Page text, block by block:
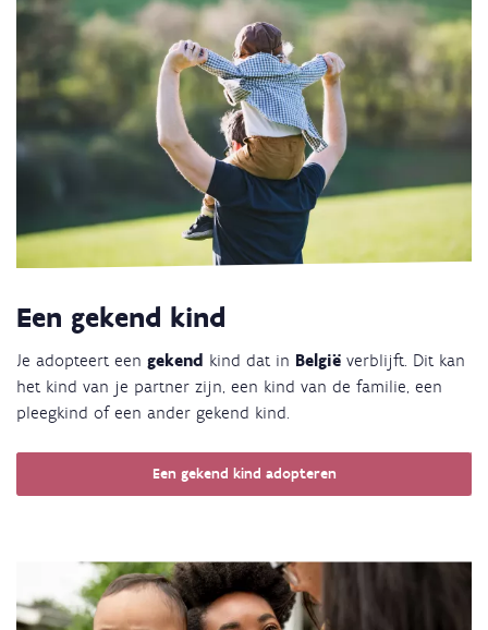
Een gekend kind
Je adopteert een gekend kind dat in België verblijft. Dit kan
het kind van je partner zijn, een kind van de familie, een
pleegkind of een ander gekend kind.
Een gekend kind adopteren